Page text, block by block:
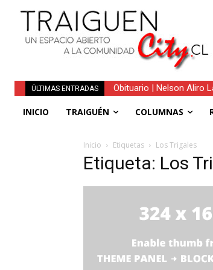
ÚLTIMAS ENTRADAS Obituario | Nelson Aliro
INICIO TRAIGUÉN COLUMNAS
Inicio Etiquetas Los Trigales
Etiqueta: Los